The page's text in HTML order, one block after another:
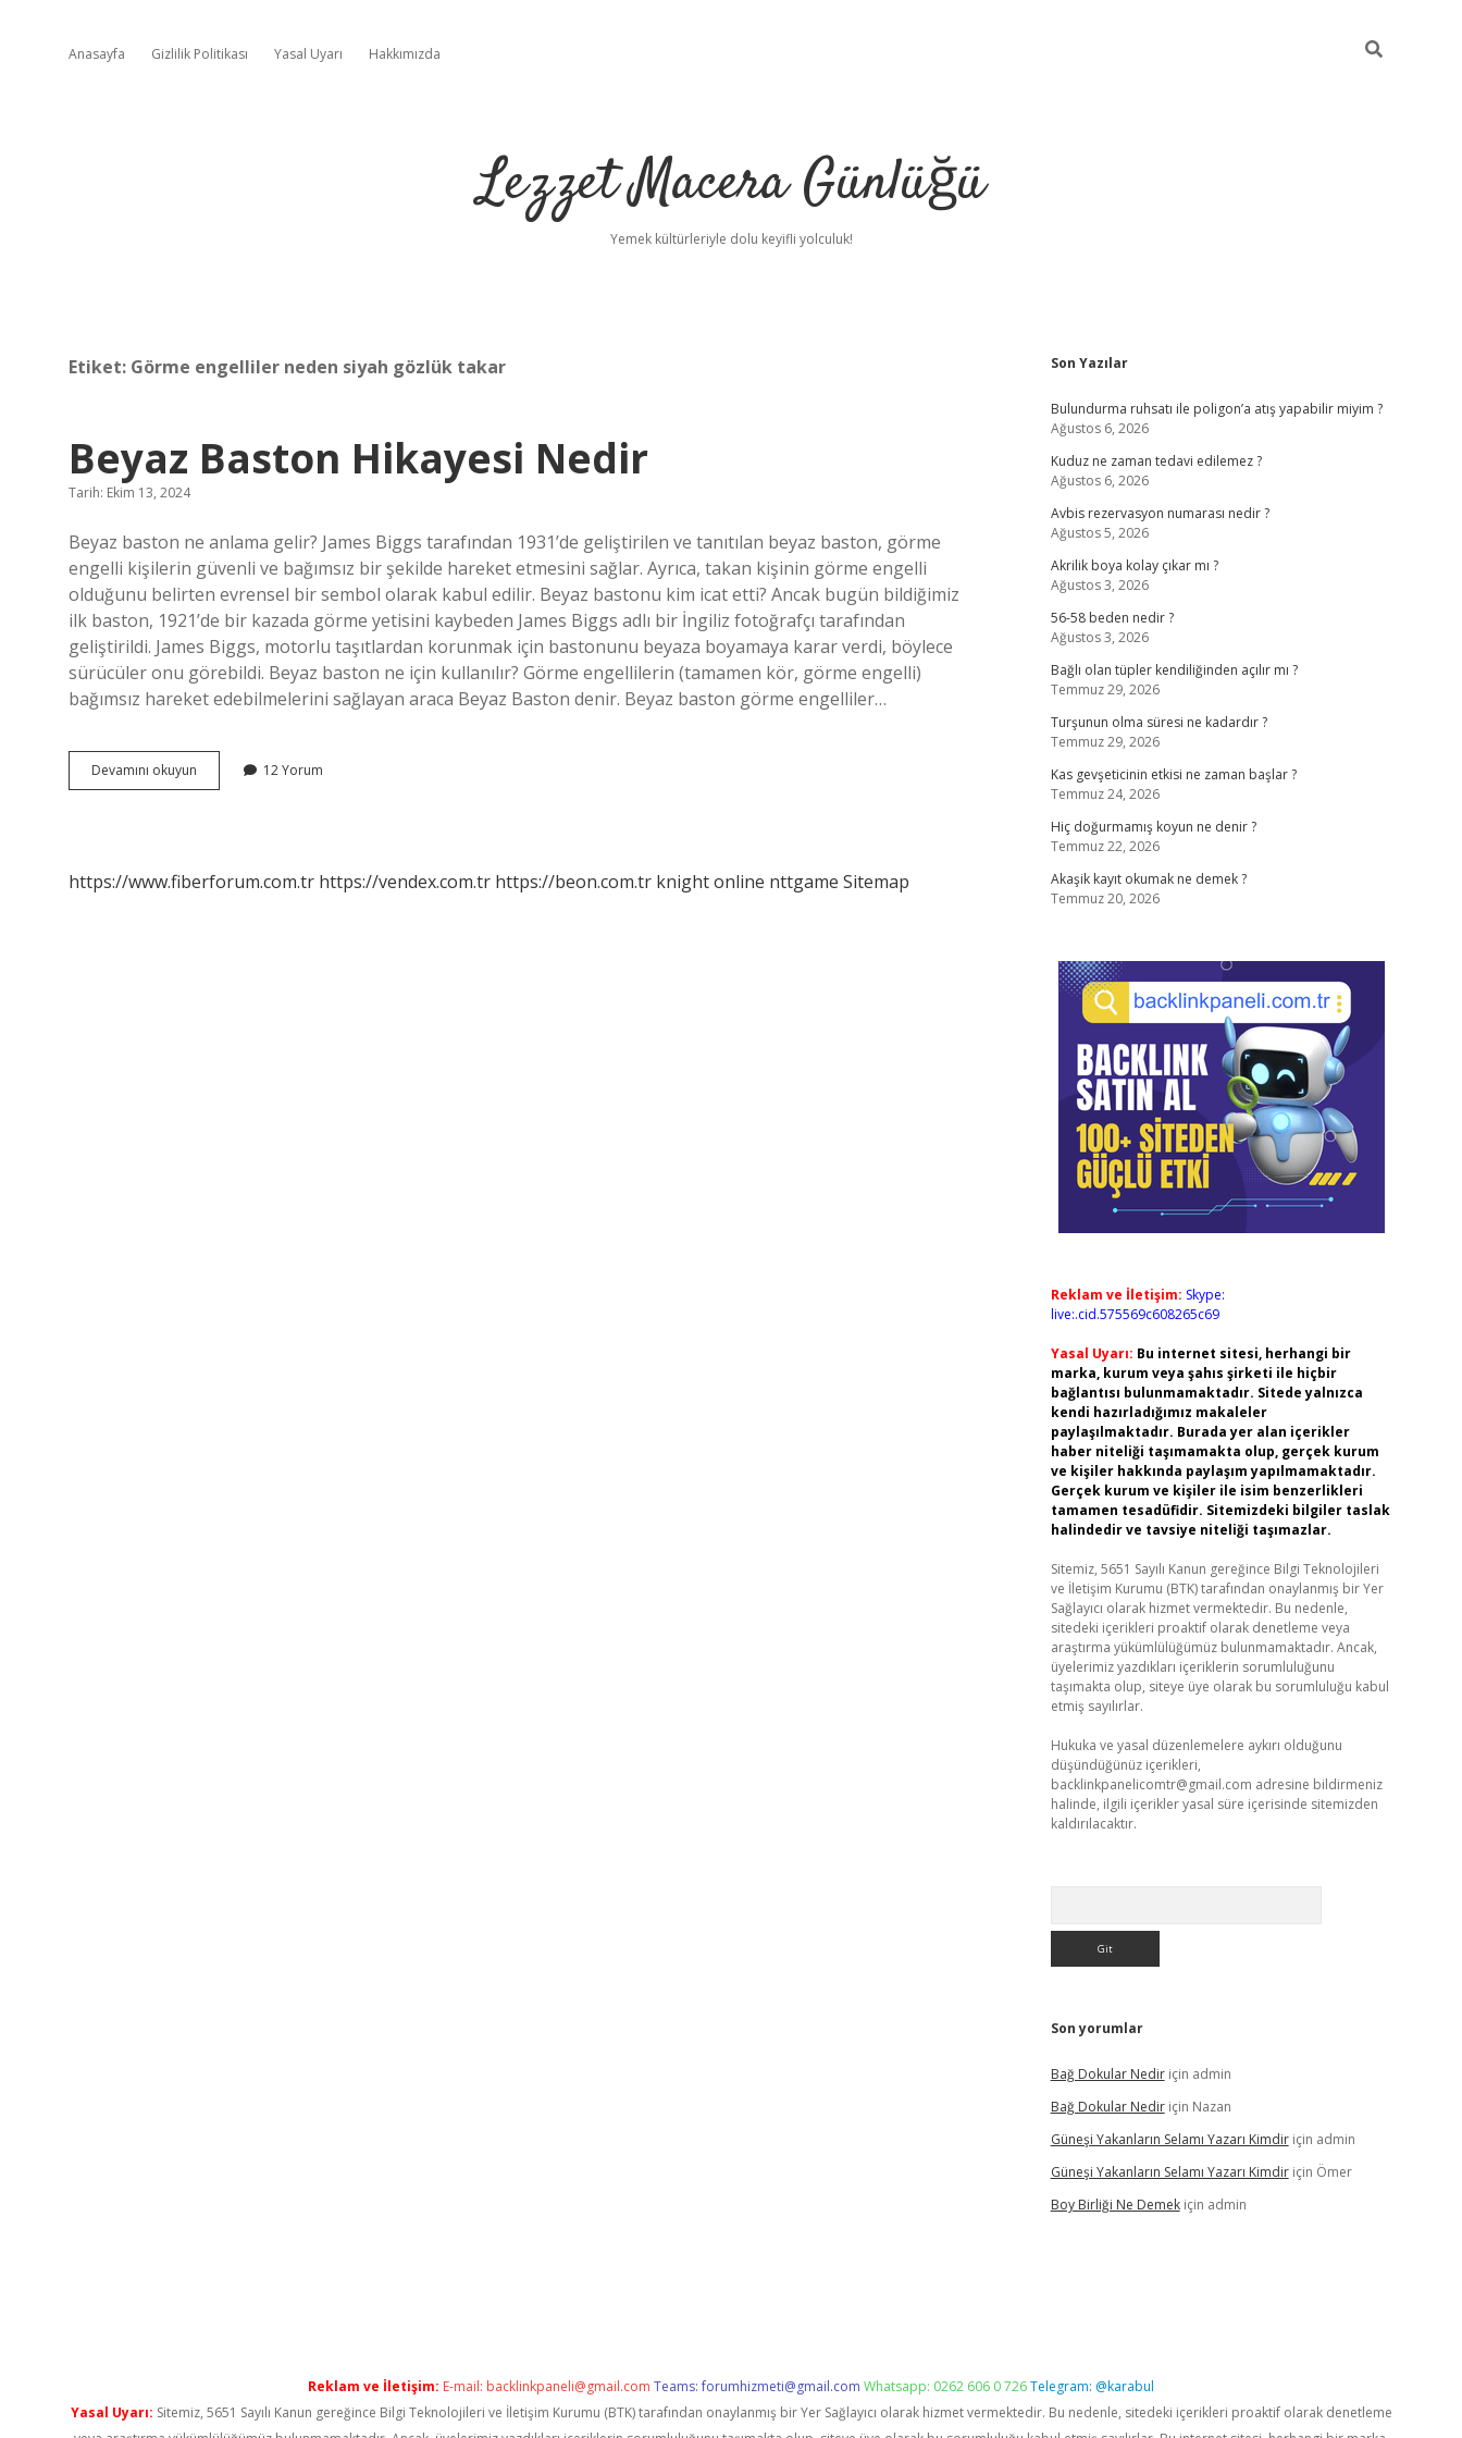
Anasayfa Gizlilik Politikası Yasal Uyarı Hakkımızda
Lezzet Macera Günlüğü
Yemek kültürleriyle dolu keyifli yolculuk!
Etiket: Görme engelliler neden siyah gözlük takar
Beyaz Baston Hikayesi Nedir
Tarih: Ekim 13, 2024
Beyaz baston ne anlama gelir? James Biggs tarafından 1931’de geliştirilen ve tanıtılan beyaz baston, görme
engelli kişilerin güvenli ve bağımsız bir şekilde hareket etmesini sağlar. Ayrıca, takan kişinin görme engelli
olduğunu belirten evrensel bir sembol olarak kabul edilir. Beyaz bastonu kim icat etti? Ancak bugün bildiğimiz
ilk baston, 1921’de bir kazada görme yetisini kaybeden James Biggs adlı bir İngiliz fotoğrafçı tarafından
geliştirildi. James Biggs, motorlu taşıtlardan korunmak için bastonunu beyaza boyamaya karar verdi, böylece
sürücüler onu görebildi. Beyaz baston ne için kullanılır? Görme engellilerin (tamamen kör, görme engelli)
bağımsız hareket edebilmelerini sağlayan araca Beyaz Baston denir. Beyaz baston görme engelliler…
Devamını okuyun
Baston
12 Yorum
https://www.fiberforum.com.tr https://vendex.com.tr https://beon.com.tr knight online nttgame Sitemap
Sidebar
Son Yazılar
Bulundurma ruhsatı ile poligon’a atış yapabilir miyim ?
Ağustos 6, 2026
Kuduz ne zaman tedavi edilemez ?
Ağustos 6, 2026
Avbis rezervasyon numarası nedir ?
Ağustos 5, 2026
Akrilik boya kolay çıkar mı ?
Ağustos 3, 2026
56-58 beden nedir ?
Ağustos 3, 2026
Bağlı olan tüpler kendiliğinden açılır mı ?
Temmuz 29, 2026
Turşunun olma süresi ne kadardır ?
Temmuz 29, 2026
Kas gevşeticinin etkisi ne zaman başlar ?
Temmuz 24, 2026
Hiç doğurmamış koyun ne denir ?
Temmuz 22, 2026
Akaşik kayıt okumak ne demek ?
Temmuz 20, 2026
Reklam ve İletişim: Skype:
live:.cid.575569c608265c69
Yasal Uyarı: Bu internet sitesi, herhangi bir
marka, kurum veya şahıs şirketi ile hiçbir
bağlantısı bulunmamaktadır. Sitede yalnızca
kendi hazırladığımız makaleler
paylaşılmaktadır. Burada yer alan içerikler
haber niteliği taşımamakta olup, gerçek kurum
ve kişiler hakkında paylaşım yapılmamaktadır.
Gerçek kurum ve kişiler ile isim benzerlikleri
tamamen tesadüfidir. Sitemizdeki bilgiler taslak
halindedir ve tavsiye niteliği taşımazlar.
Sitemiz, 5651 Sayılı Kanun gereğince Bilgi Teknolojileri
ve İletişim Kurumu (BTK) tarafından onaylanmış bir Yer
Sağlayıcı olarak hizmet vermektedir. Bu nedenle,
sitedeki içerikleri proaktif olarak denetleme veya
araştırma yükümlülüğümüz bulunmamaktadır. Ancak,
üyelerimiz yazdıkları içeriklerin sorumluluğunu
taşımakta olup, siteye üye olarak bu sorumluluğu kabul
etmiş sayılırlar.
Hukuka ve yasal düzenlemelere aykırı olduğunu
düşündüğünüz içerikleri,
backlinkpanelicomtr@gmail.com adresine bildirmeniz
halinde, ilgili içerikler yasal süre içerisinde sitemizden
kaldırılacaktır.
Son yorumlar
Bağ Dokular Nediriçin admin
Bağ Dokular Nediriçin Nazan
Güneşi Yakanların Selamı Yazarı Kimdiriçin admin
Güneşi Yakanların Selamı Yazarı Kimdiriçin Ömer
Boy Birliği Ne Demekiçin admin
Reklam ve İletişim: E-mail: backlinkpaneli@gmail.com Teams:forumhizmeti@gmail.com Whatsapp: 0262 606 0 726Telegram: @karabul
Yasal Uyarı: Sitemiz, 5651 Sayılı Kanun gereğince Bilgi Teknolojileri ve İletişim Kurumu (BTK) tarafından onaylanmış bir Yer Sağlayıcı olarak hizmet vermektedir. Bu nedenle, sitedeki içerikleri proaktif olarak denetleme